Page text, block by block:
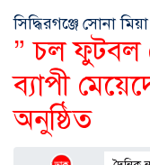
সিদ্ধিরগঞ্জে সোনা
” চল ফুটবল
ব্যাপী
অনুষ্ঠিত